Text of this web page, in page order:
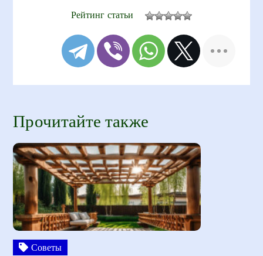
Рейтинг статьи
Прочитайте также
Советы